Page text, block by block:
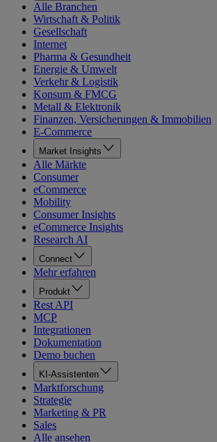
Alle Branchen
Wirtschaft & Politik
Gesellschaft
Internet
Pharma & Gesundheit
Energie & Umwelt
Verkehr & Logistik
Konsum & FMCG
Metall & Elektronik
Finanzen, Versicherungen & Immobilien
E-Commerce
Market Insights
Alle Märkte
Consumer
eCommerce
Mobility
Consumer Insights
eCommerce Insights
Research AI
Connect
Mehr erfahren
Produkt
Rest API
MCP
Integrationen
Dokumentation
Demo buchen
KI-Assistenten
Marktforschung
Strategie
Marketing & PR
Sales
Alle ansehen